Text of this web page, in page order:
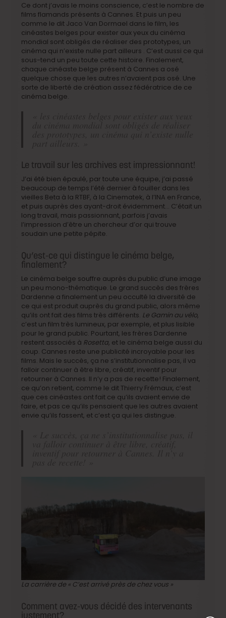
Ce dont j’avais le moins conscience, c’est le nombre de
films flamands présents à Cannes. Et puis un peu
comme le dit Jaco Van Dormael dans le film, les
cinéastes belges pour exister aux yeux du cinéma
mondial sont obligés de réaliser des prototypes, un
cinéma qui n’existe nulle part ailleurs . C’est aussi ce qui
sous-tend un peu toute cette histoire. Finalement,
chaque cinéaste belge présent à Cannes a osé
quelque chose que les autres n’avaient pas osé. Une
sorte de liberté de création assez fédératrice de ce
cinéma belge.
Le travail sur les archives est impressionnant!
J’ai été bien épaulé, par toute une équipe, j’ai passé
beaucoup de temps l’été dernier à fouiller dans les
vieilles Beta à la RTBF, à la Cinematek, à l’INA en France,
et puis auprès des ayant-droit évidemment… C’était un
long travail, mais passionnant, parfois j’avais
l’impression d’être un chercheur d’or qui trouve
soudain une petite pépite.
Qu’est-ce qui distingue le cinéma belge,
finalement?
Le cinéma belge souffre auprès du public d’une image
un peu mono-thématique. Le grand succès des frères
Dardenne a finalement un peu occulté la diversité de
ce qui est produit auprès du grand public, alors même
qu’ils ont fait des films très différents. Le Gamin au vélo,
c’est un film très lumineux, par exemple, et plus lisible
pour le grand public. Pourtant, les frères Dardenne
restent associés à Rosetta, et le cinéma belge aussi du
coup. Cannes reste une publicité incroyable pour les
films. Mais le succès, ça ne s’institutionnalise pas, il va
falloir continuer à être libre, créatif, inventif pour
retourner à Cannes. Il n’y a pas de recette! Finalement,
ce qu’on retient, comme le dit Thierry Frémaux, c’est
que ces cinéastes ont fait ce qu’ils avaient envie de
faire, et pas ce qu’ils pensaient que les autres avaient
envie qu’ils fassent, et c’est ça qui les distingue.
La carrière de « C’est arrivé près de chez vous »
Comment avez-vous décidé des intervenants
justement?